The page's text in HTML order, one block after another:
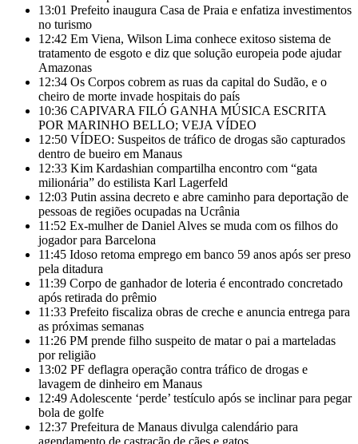
13:01 Prefeito inaugura Casa de Praia e enfatiza investimentos
no turismo
12:42 Em Viena, Wilson Lima conhece exitoso sistema de
tratamento de esgoto e diz que solução europeia pode ajudar
Amazonas
12:34 Os Corpos cobrem as ruas da capital do Sudão, e o
cheiro de morte invade hospitais do país
10:36 CAPIVARA FILÓ GANHA MÚSICA ESCRITA
POR MARINHO BELLO; VEJA VÍDEO
12:50 VÍDEO: Suspeitos de tráfico de drogas são capturados
dentro de bueiro em Manaus
12:33 Kim Kardashian compartilha encontro com “gata
milionária” do estilista Karl Lagerfeld
12:03 Putin assina decreto e abre caminho para deportação de
pessoas de regiões ocupadas na Ucrânia
11:52 Ex-mulher de Daniel Alves se muda com os filhos do
jogador para Barcelona
11:45 Idoso retoma emprego em banco 59 anos após ser preso
pela ditadura
11:39 Corpo de ganhador de loteria é encontrado concretado
após retirada do prêmio
11:33 Prefeito fiscaliza obras de creche e anuncia entrega para
as próximas semanas
11:26 PM prende filho suspeito de matar o pai a marteladas
por religião
13:02 PF deflagra operação contra tráfico de drogas e
lavagem de dinheiro em Manaus
12:49 Adolescente ‘perde’ testículo após se inclinar para pegar
bola de golfe
12:37 Prefeitura de Manaus divulga calendário para
agendamento de castração de cães e gatos